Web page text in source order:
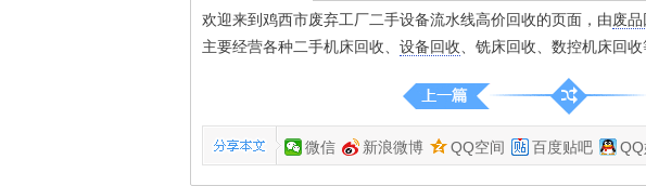
欢迎来到鸡西市废弃工厂二手设备流水线高价回收的页面，由废
主要经营各种二手机床回收、 设备回收 、铣床回收、数控机床回
微信 新浪微博 QQ空间 百度贴吧